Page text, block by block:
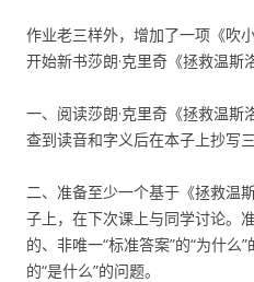
作业老三样外，增加了一项《吹
开始新书莎朗·克里奇《拯救温斯
一、阅读莎朗·克里奇《拯救温
查到读音和字义后在本子上抄写三
二、准备至少一个基于《拯救温
子上，在下次课上与同学讨论。
的、非唯一“标准答案”的“为什
的“是什么”的问题。